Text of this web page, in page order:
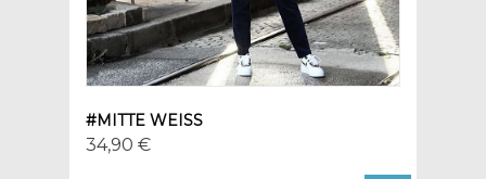
#MITTE WEISS
34,90 €